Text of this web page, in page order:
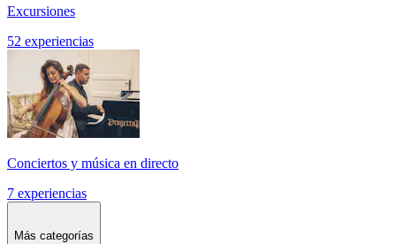
Excursiones
52 experiencias
Conciertos y música en directo
7 experiencias
Más categorías